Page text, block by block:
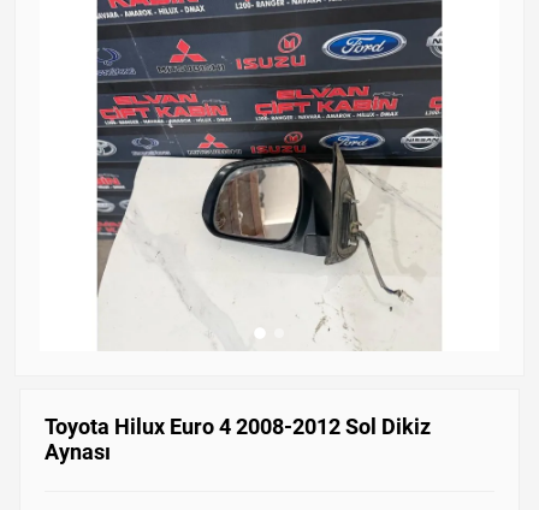
Toyota Hilux Euro 4 2008-2012 Sol Dikiz
Aynası